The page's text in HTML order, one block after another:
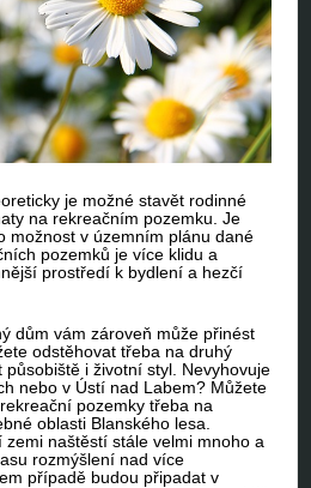
je možné stavět rodinné
na rekreačním pozemku. Je
možnost v územním plánu dané
pozemků je více klidu a
prostředí k bydlení a hezčí
dům vám zároveň může přinést
odstěhovat třeba na druhý
působiště i životní styl. Nevyhovuje
nebo v Ústí nad Labem? Můžete
pozemky třeba na
oblasti Blanského lesa.
naštěstí stále velmi mnoho a
rozmýšlení nad více
případě budou připadat v